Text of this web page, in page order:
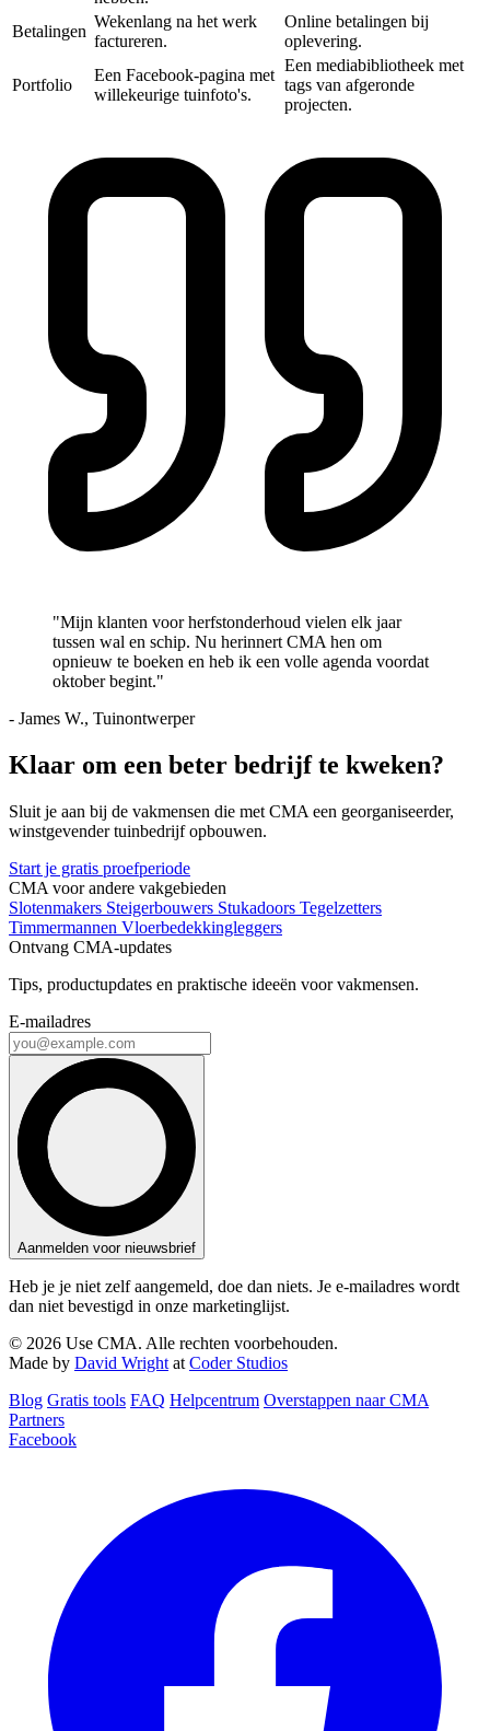
Betalingen
Wekenlang na het werk
factureren.
Online betalingen bij
oplevering.
Portfolio
Een Facebook-pagina met
willekeurige tuinfoto's.
Een mediabibliotheek met
tags van afgeronde
projecten.
"Mijn klanten voor herfstonderhoud vielen elk jaar
tussen wal en schip. Nu herinnert CMA hen om
opnieuw te boeken en heb ik een volle agenda voordat
oktober begint."
- James W., Tuinontwerper
Klaar om een beter bedrijf te kweken?
Sluit je aan bij de vakmensen die met CMA een georganiseerder,
winstgevender tuinbedrijf opbouwen.
Start je gratis proefperiode
CMA voor andere vakgebieden
Slotenmakers Steigerbouwers Stukadoors Tegelzetters
Timmermannen Vloerbedekkingleggers
Ontvang CMA-updates
Tips, productupdates en praktische ideeën voor vakmensen.
E-mailadres
Aanmelden voor nieuwsbrief
Heb je je niet zelf aangemeld, doe dan niets. Je e-mailadres wordt
dan niet bevestigd in onze marketinglijst.
© 2026 Use CMA. Alle rechten voorbehouden.
Made by David Wright at Coder Studios
Blog‎ Gratis tools FAQ Helpcentrum Overstappen naar CMA
Partners
Facebook